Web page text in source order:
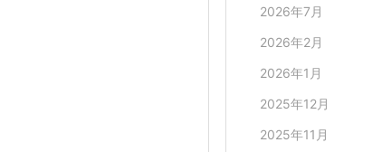
2026年7月
2026年2月
2026年1月
2025年12月
2025年11月